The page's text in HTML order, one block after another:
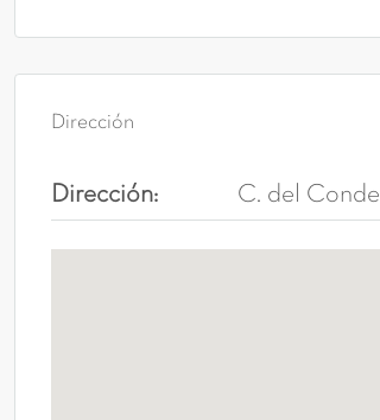
Dirección
Dirección: C. del